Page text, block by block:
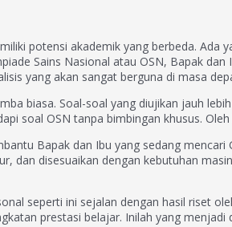
potensi akademik yang berbeda.
Sains Nasional atau OSN, Bapak
yang akan sangat berguna di masa
biasa. Soal-soal yang diujikan jauh
soal OSN tanpa bimbingan khusus.
Bapak dan Ibu yang sedang
dan disesuaikan dengan kebutuhan
seperti ini sejalan dengan hasil riset
prestasi belajar. Inilah yang menjadi